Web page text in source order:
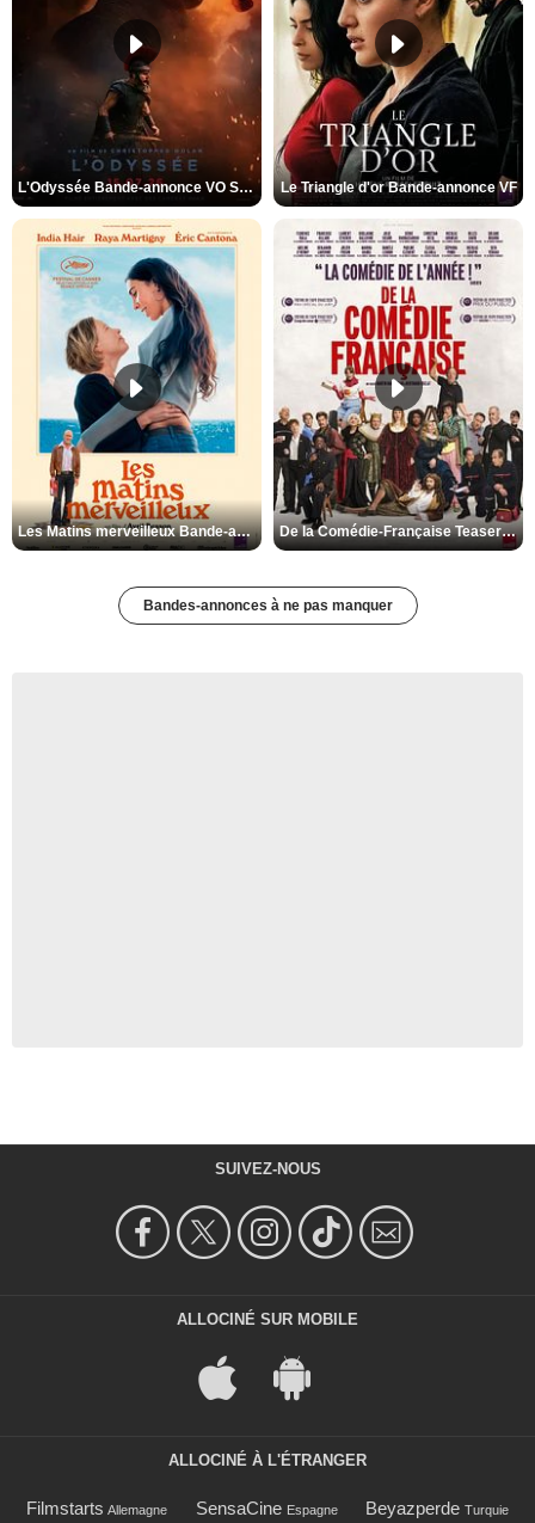
L'Odyssée Bande-annonce VO STFR Le Triangle d'or Bande-annonce VF
Les Matins merveilleux Bande-annonce VF De la Comédie-Française Teaser VF
Bandes-annonces à ne pas manquer
SUIVEZ-NOUS
ALLOCINÉ SUR MOBILE
ALLOCINÉ À L'ÉTRANGER
Filmstarts Allemagne SensaCine Espagne Beyazperde Turquie